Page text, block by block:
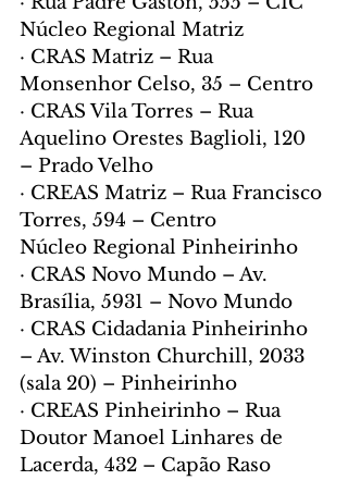
Núcleo Regional Matriz
· CRAS Matriz – Rua
Monsenhor Celso, 35 – Centro
· CRAS Vila Torres – Rua
Aquelino Orestes Baglioli, 120
– Prado Velho
· CREAS Matriz – Rua Francisco
Torres, 594 – Centro
Núcleo Regional Pinheirinho
· CRAS Novo Mundo – Av.
Brasília, 5931 – Novo Mundo
· CRAS Cidadania Pinheirinho
– Av. Winston Churchill, 2033
(sala 20) – Pinheirinho
· CREAS Pinheirinho – Rua
Doutor Manoel Linhares de
Lacerda, 432 – Capão Raso